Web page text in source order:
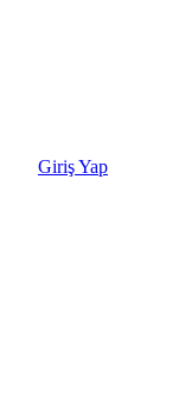
Giriş Yap